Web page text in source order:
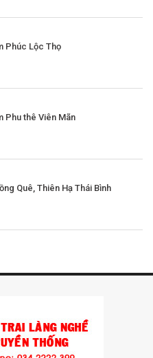
Phúc Lộc Thọ
Phu thê Viên Mãn
Quê, Thiên Hạ Thái Bình